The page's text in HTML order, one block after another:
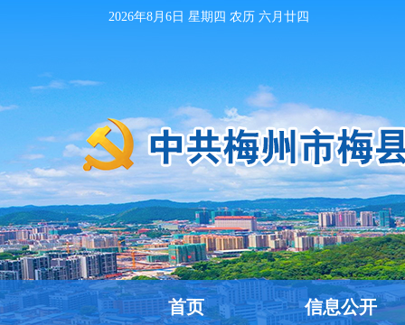
2026年8月6日 星期四 农历 六月廿四
首页 信息公开